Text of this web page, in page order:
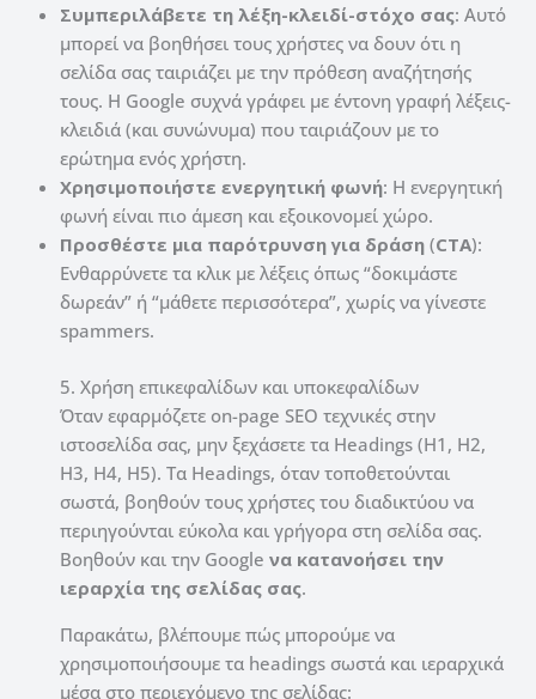
Συμπεριλάβετε τη λέξη-κλειδί-στόχο σας: Αυτό
μπορεί να βοηθήσει τους χρήστες να δουν ότι η
σελίδα σας ταιριάζει με την πρόθεση αναζήτησής
τους. Η Google συχνά γράφει με έντονη γραφή λέξεις-
κλειδιά (και συνώνυμα) που ταιριάζουν με το
ερώτημα ενός χρήστη.
Χρησιμοποιήστε ενεργητική φωνή: Η ενεργητική
φωνή είναι πιο άμεση και εξοικονομεί χώρο.
Προσθέστε μια παρότρυνση για δράση (CTA):
Ενθαρρύνετε τα κλικ με λέξεις όπως “δοκιμάστε
δωρεάν” ή “μάθετε περισσότερα”, χωρίς να γίνεστε
spammers.
5. Χρήση επικεφαλίδων και υποκεφαλίδων
Όταν εφαρμόζετε on-page SEO τεχνικές στην
ιστοσελίδα σας, μην ξεχάσετε τα Headings (H1, H2,
H3, H4, H5). Τα Headings, όταν τοποθετούνται
σωστά, βοηθούν τους χρήστες του διαδικτύου να
περιηγούνται εύκολα και γρήγορα στη σελίδα σας.
Βοηθούν και την Google να κατανοήσει την
ιεραρχία της σελίδας σας.
Παρακάτω, βλέπουμε πώς μπορούμε να
χρησιμοποιήσουμε τα headings σωστά και ιεραρχικά
μέσα στο περιεχόμενο της σελίδας: